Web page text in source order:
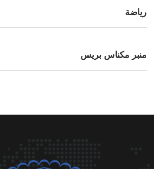
رياضة
منبر مكناس بريس